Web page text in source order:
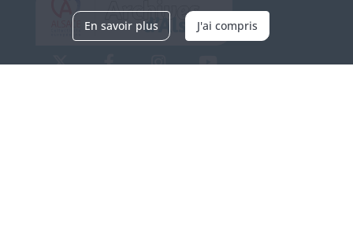
En savoir plus J'ai compris